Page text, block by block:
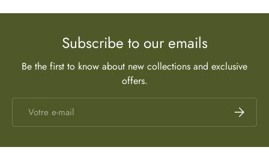
Subscribe to our emails
Be the first to know about new collections and exclusive
offers.
S’inscrire